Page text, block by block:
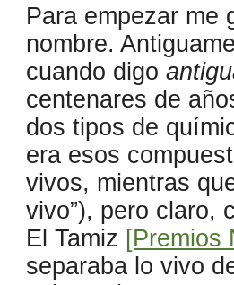
Para empezar me
nombre.
cuando digo
centenares de
dos tipos de
era esos
vivos, mientras
vivo”), pero claro,
El Tamiz [Premios
separaba lo vivo